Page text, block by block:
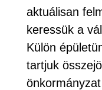
aktuálisan
keressük a
Külön
tartjuk